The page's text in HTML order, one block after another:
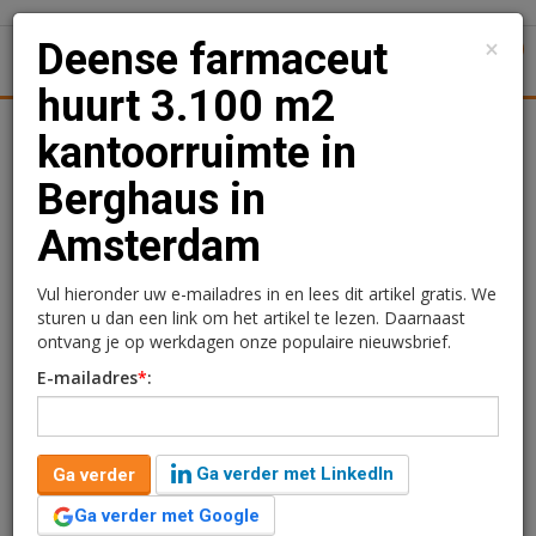
Transacties
Deense farmaceut huurt
3.100 m2 kantoorruimte
in Berghaus in
Amsterdam
De Nederlandse vestiging van de Deense
farmaceutische organisatie Novo Nordisk huurt 3.100
×
Deense farmaceut
huurt 3.100 m2
kantoorruimte in
Berghaus in
Amsterdam
Vul hieronder uw e-mailadres in en lees dit artikel gratis. We
sturen u dan een link om het artikel te lezen. Daarnaast
ontvang je op werkdagen onze populaire nieuwsbrief.
E-mailadres*:
Ga verder
Ga verder met LinkedIn
Ga verder met Google